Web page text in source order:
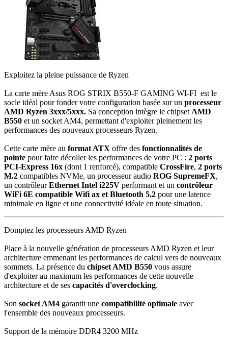
Exploitez la pleine puissance de Ryzen
La carte mère Asus ROG STRIX B550-F GAMING WI-FI est le
socle idéal pour fonder votre configuration basée sur un processeur
AMD Ryzen 3xxx/5xxx. Sa conception intègre le chipset AMD
B550 et un socket AM4, permettant d'exploiter pleinement les
performances des nouveaux processeurs Ryzen.
Cette carte mère au format ATX offre des fonctionnalités de
pointe pour faire décoller les performances de votre PC : 2 ports
PCI-Express 16x (dont 1 renforcé), compatible CrossFire, 2 ports
M.2 compatibles NVMe, un processeur audio ROG SupremeFX,
un contrôleurEthernet Intel i225V performant et un contrôleur
WiFi 6E compatible Wifi ax et Bluetooth 5.2 pour une latence
minimale en ligne et une connectivité idéale en toute situation.
Domptez les processeurs AMD Ryzen
Place à la nouvelle génération de processeurs AMD Ryzen et leur
architecture emmenant les performances de calcul vers de nouveaux
sommets. La présence du chipset AMD B550 vous assure
d'exploiter au maximum les performances de cette nouvelle
architecture et de ses capacités d'overclocking.
Son socket AM4 garantit une compatibilité optimale avec
l'ensemble des nouveaux processeurs.
Support de la mémoire DDR4 3200 MHz